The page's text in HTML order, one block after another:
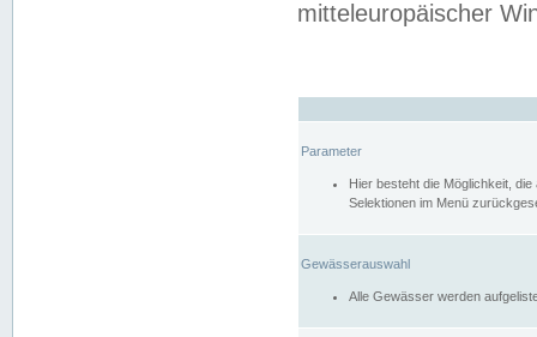
mitteleuropäischer
Parameter
Hier besteht die Möglichkeit,
Selektionen im Menü
Gewässerauswahl
Alle Gewässer werden